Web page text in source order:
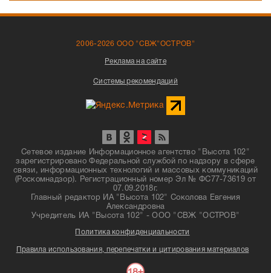
2006-2026 ООО "СВЖ"ОСТРОВ"
Реклама на сайте
Системы рекомендаций
Сетевое издание Информационное агентство "Высота 102"
зарегистрировано Федеральной службой по надзору в сфере
связи, информационных технологий и массовых коммуникаций
(Роскомнадзор). Регистрационный номер Эл № ФС77-73619 от
07.09.2018г.
Главный редактор ИА "Высота 102" Соколова Евгения
Александровна
Учредитель ИА "Высота 102" - ООО "СВЖ "ОСТРОВ"
Политика конфиденциальности
Правила использования, перепечатки и цитирования материалов